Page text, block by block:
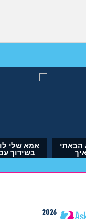
אמא שלי פוגעת בי
עדיין ילדים
2026